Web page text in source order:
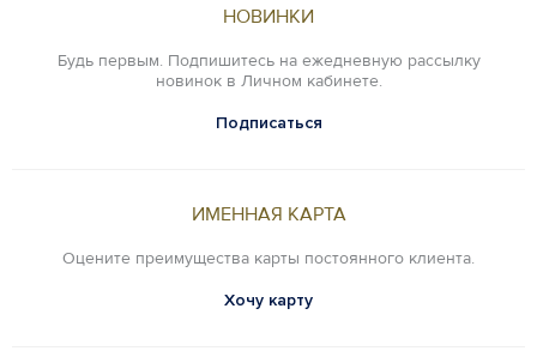
НОВИНКИ
Будь первым. Подпишитесь на ежедневную рассылку
новинок в Личном кабинете.
Подписаться
ИМЕННАЯ КАРТА
Оцените преимущества карты постоянного клиента.
Хочу карту